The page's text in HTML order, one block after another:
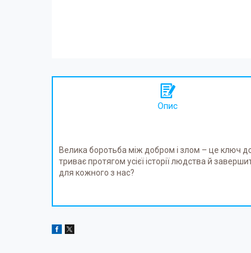
Опис
Велика боротьба між добром і злом – це ключ
триває протягом усієї історії людства й
для кожного з нас?